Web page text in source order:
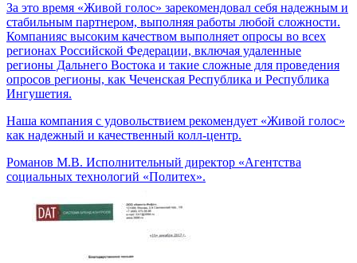
За это время «Живой голос» зарекомендовал себя надежным и
стабильным партнером, выполняя работы любой сложности.
Компанияс высоким качеством выполняет опросы во всех
регионах Российской Федерации, включая удаленные
регионы Дальнего Востока и такие сложные для проведения
опросов регионы, как Чеченская Республика и Республика
Ингушетия.
Наша компания с удовольствием рекомендует «Живой голос»
как надежный и качественный колл-центр.
Романов М.В. Исполнительный директор «Агентства
социальных технологий «Политех».